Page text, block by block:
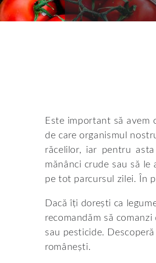
Este important să avem
de care organismul
răcelilor, iar pentru
mănânci crude sau să
pe tot parcursul zilei. În
Dacă îți dorești ca
recomandăm să
sau pesticide.
românești.